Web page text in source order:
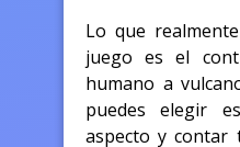
Lo que
juego es el
humano a
puedes elegir
aspecto y